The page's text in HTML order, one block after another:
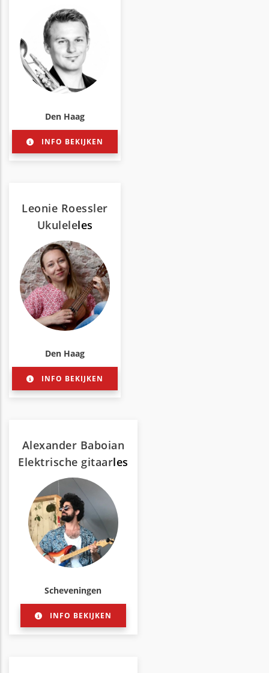
Den Haag
INFO BEKIJKEN
Leonie Roessler
Ukuleleles
Den Haag
INFO BEKIJKEN
Alexander Baboian
Elektrische gitaarles
Scheveningen
INFO BEKIJKEN